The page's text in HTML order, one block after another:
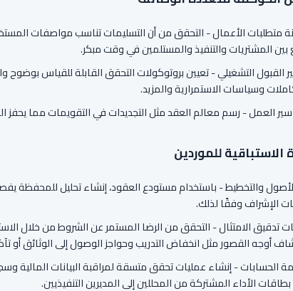
متطلبات الأعمال - التحقق من أن التسليمات تناسب مواصفات
المشتريات والتنفيذ والمستلمين في وقت مبكر.
القبول التشغيلي - تعيين بروتوكولات التحقق القابلة للقياس
وسياسات الاستمرارية والمزيد.
العمل - رسم معالم العقد مثل التجديدات في التقويمات مما يحفز
الاستباقية للموردين
والتخطيط - باستخدام مستودع العقود، إنشاء تحليل للمحفظة
الإشراف وفقًا لذلك.
تدقيق الامتثال - التحقق من الرضا المستمر عن الشروط من خلال
أوجه القصور مثل انخفاض التدريب وحواجز الوصول إلى الوثائق أو
الحسابات - إنشاء عمليات تحقق متسقة لمراقبة البيانات المالية
الأداء المشتركة من المحللين إلى المديرين التنفيذيين.